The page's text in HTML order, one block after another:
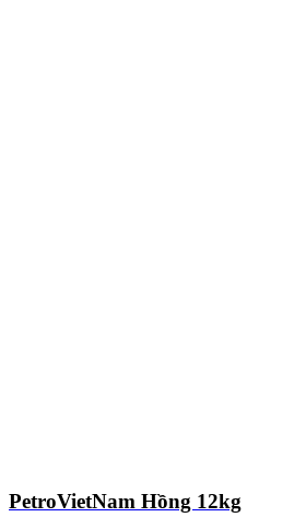
PetroVietNam Hồng 12kg